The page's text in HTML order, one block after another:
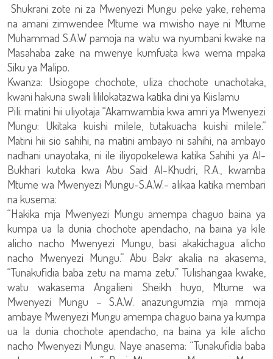
Shukrani zote ni za Mwenyezi Mungu peke yake, rehema
na amani zimwendee Mtume wa mwisho naye ni Mtume
Muhammad S.A.W pamoja na watu wa nyumbani kwake na
Masahaba zake na mwenye kumfuata kwa wema mpaka
Siku ya Malipo.
Kwanza: Usiogope chochote, uliza chochote unachotaka,
kwani hakuna swali lililokatazwa katika dini ya Kiislamu
Pili: matini hii uliyotaja “Akamwambia kwa amri ya Mwenyezi
Mungu: Ukitaka kuishi milele, tutakuacha kuishi milele.”
Matini hii sio sahihi, na matini ambayo ni sahihi, na ambayo
nadhani unayotaka, ni ile iliyopokelewa katika Sahihi ya Al-
Bukhari kutoka kwa Abu Said Al-Khudri, R.A., kwamba
Mtume wa Mwenyezi Mungu-S.A.W.- alikaa katika membari
na kusema:
“Hakika mja Mwenyezi Mungu amempa chaguo baina ya
kumpa ua la dunia chochote apendacho, na baina ya kile
alicho nacho Mwenyezi Mungu, basi akakichagua alicho
nacho Mwenyezi Mungu.” Abu Bakr akalia na akasema,
“Tunakufidia baba zetu na mama zetu.” Tulishangaa kwake,
watu wakasema Angalieni Sheikh huyo, Mtume wa
Mwenyezi Mungu – S.A.W. anazungumzia mja mmoja
ambaye Mwenyezi Mungu amempa chaguo baina ya kumpa
ua la dunia chochote apendacho, na baina ya kile alicho
nacho Mwenyezi Mungu. Naye anasema: “Tunakufidia baba